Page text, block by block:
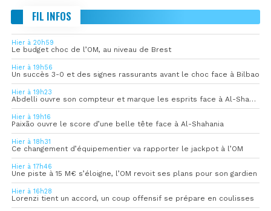
FIL INFOS
Hier à 20h59
Le budget choc de l’OM, au niveau de Brest
Hier à 19h56
Un succès 3-0 et des signes rassurants avant le choc face à Bilbao
Hier à 19h23
Abdelli ouvre son compteur et marque les esprits face à Al-Shahania
Hier à 19h16
Paixão ouvre le score d’une belle tête face à Al-Shahania
Hier à 18h31
Ce changement d’équipementier va rapporter le jackpot à l’OM
Hier à 17h46
Une piste à 15 M€ s’éloigne, l’OM revoit ses plans pour son gardien
Hier à 16h28
Lorenzi tient un accord, un coup offensif se prépare en coulisses